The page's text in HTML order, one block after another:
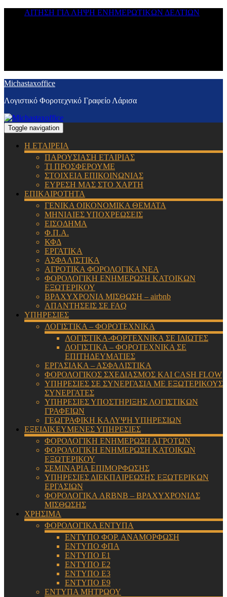
ΑΙΤΗΣΗ ΓΙΑ ΛΗΨΗ ΕΝΗΜΕΡΩΤΙΚΩΝ ΔΕΛΤΙΩΝ
Michastaxoffice
Λογιστικό Φοροτεχνικό Γραφείο Λάρισα
Toggle navigation
Η ΕΤΑΙΡΕΙΑ
ΠΑΡΟΥΣΙΑΣΗ ΕΤΑΙΡΙΑΣ
ΤΙ ΠΡΟΣΦΕΡΟΥΜΕ
ΣΤΟΙΧΕΙΑ ΕΠΙΚΟΙΝΩΝΙΑΣ
ΕΥΡΕΣΗ ΜΑΣ ΣΤΟ ΧΑΡΤΗ
ΕΠΙΚΑΙΡΟΤΗΤΑ
ΓΕΝΙΚΑ ΟΙΚΟΝΟΜΙΚΑ ΘΕΜΑΤΑ
ΜΗΝΙΑΙΕΣ ΥΠΟΧΡΕΩΣΕΙΣ
ΕΙΣΟΔΗΜΑ
Φ.Π.Α.
ΚΦΔ
ΕΡΓΑΤΙΚΑ
ΑΣΦΑΛΙΣΤΙΚΑ
ΑΓΡΟΤΙΚΑ ΦΟΡΟΛΟΓΙΚΑ ΝΕΑ
ΦΟΡΟΛΟΓΙΚΗ ΕΝΗΜΕΡΩΣΗ ΚΑΤΟΙΚΩΝ
ΕΞΩΤΕΡΙΚΟΥ
ΒΡΑΧΥΧΡΟΝΙΑ ΜΙΣΘΩΣΗ – airbnb
ΑΠΑΝΤΗΣΕΙΣ ΣΕ FAQ
ΥΠΗΡΕΣΙΕΣ
ΛΟΓΙΣΤΙΚΑ – ΦΟΡΟΤΕΧΝΙΚΑ
ΛΟΓΙΣΤΙΚΑ-ΦΟΡΤΕΧΝΙΚΑ ΣΕ ΙΔΙΩΤΕΣ
ΛΟΓΙΣΤΙΚΑ – ΦΟΡΟΤΕΧΝΙΚΑ ΣΕ
ΕΠΙΤΗΔΕΥΜΑΤΙΕΣ
ΕΡΓΑΣΙΑΚΑ – ΑΣΦΑΛΙΣΤΙΚΑ
ΦΟΡΟΛΟΓΙΚΟΣ ΣΧΕΔΙΑΣΜΟΣ ΚΑΙ CASH FLOW
ΥΠΗΡΕΣΙΕΣ ΣΕ ΣΥΝΕΡΓΑΣΙΑ ΜΕ ΕΞΩΤΕΡΙΚΟΥΣ
ΣΥΝΕΡΓΑΤΕΣ
ΥΠΗΡΕΣΙΕΣ ΥΠΟΣΤΗΡΙΞΗΣ ΛΟΓΙΣΤΙΚΩΝ
ΓΡΑΦΕΙΩΝ
ΓΕΩΓΡΑΦΙΚΗ ΚΑΛΥΨΗ ΥΠΗΡΕΣΙΩΝ
ΕΞΕΙΔΙΚΕΥΜΕΝΕΣ ΥΠΗΡΕΣΙΕΣ
ΦΟΡΟΛΟΓΙΚΗ ΕΝΗΜΕΡΩΣΗ ΑΓΡΟΤΩΝ
ΦΟΡΟΛΟΓΙΚΗ ΕΝΗΜΕΡΩΣΗ ΚΑΤΟΙΚΩΝ
ΕΞΩΤΕΡΙΚΟΥ
ΣΕΜΙΝΑΡΙΑ ΕΠΙΜΟΡΦΩΣΗΣ
ΥΠΗΡΕΣΙΕΣ ΔΙΕΚΠΑΙΡΕΩΣΗΣ ΕΞΩΤΕΡΙΚΩΝ
ΕΡΓΑΣΙΩΝ
ΦΟΡΟΛΟΓΙΚΑ ARBNB – ΒΡΑΧΥΧΡΟΝΙΑΣ
ΜΙΣΘΩΣΗΣ
ΧΡΗΣΙΜΑ
ΦΟΡΟΛΟΓΙΚΑ ΕΝΤΥΠΑ
ΕΝΤΥΠΟ ΦΟΡ. ΑΝΑΜΟΡΦΩΣΗ
ΕΝΤΥΠΟ ΦΠΑ
ΕΝΤΥΠΟ Ε1
ΕΝΤΥΠΟ Ε2
ΕΝΤΥΠΟ Ε3
ΕΝΤΥΠΟ Ε9
ΕΝΤΥΠΑ ΜΗΤΡΩΟΥ